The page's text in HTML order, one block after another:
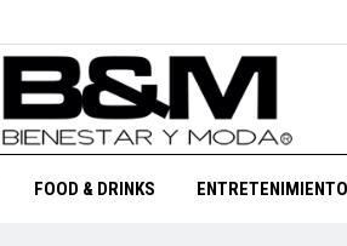
FOOD & DRINKS ENTRETENIMIENTO